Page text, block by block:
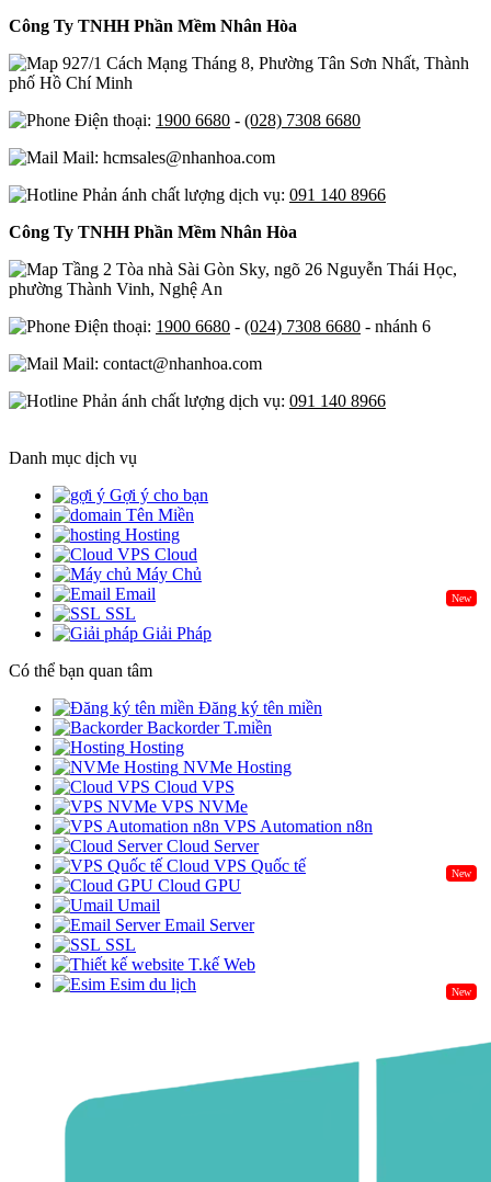
Công Ty TNHH Phần Mềm Nhân Hòa
927/1 Cách Mạng Tháng 8, Phường Tân Sơn Nhất, Thành
phố Hồ Chí Minh
Điện thoại: 1900 6680 - (028) 7308 6680
Mail: hcmsales@nhanhoa.com
Phản ánh chất lượng dịch vụ: 091 140 8966
Công Ty TNHH Phần Mềm Nhân Hòa
Tầng 2 Tòa nhà Sài Gòn Sky, ngõ 26 Nguyễn Thái Học,
phường Thành Vinh, Nghệ An
Điện thoại: 1900 6680 - (024) 7308 6680 - nhánh 6
Mail: contact@nhanhoa.com
Phản ánh chất lượng dịch vụ: 091 140 8966
Danh mục dịch vụ
Gợi ý cho bạn
Tên Miền
Hosting
Cloud
Máy Chủ
New
Email
SSL
Giải Pháp
Có thể bạn quan tâm
Đăng ký tên miền
Backorder T.miền
Hosting
NVMe Hosting
Cloud VPS
VPS NVMe
VPS Automation n8n
Cloud Server
Cloud VPS Quốc tế
New
Cloud GPU
Umail
Email Server
SSL
T.kế Web
Esim du lịch
New